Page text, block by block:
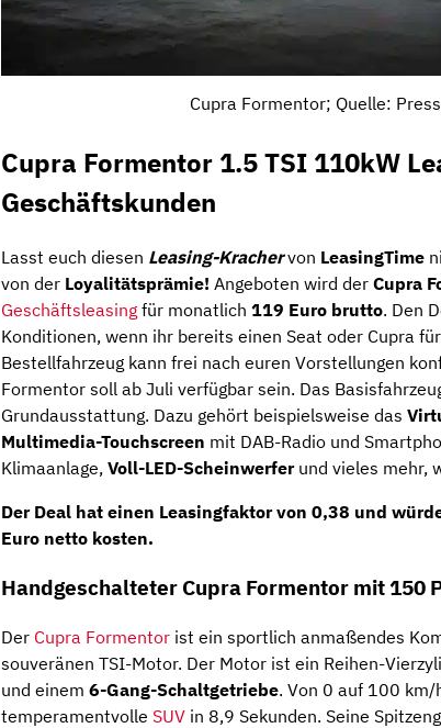
Cupra Formentor; Quelle:
Cupra Formentor 1.5 TSI 110kW
Geschäftskunden
Lasst euch diesen Leasing-Krachervon LeasingTime
von der Loyalitätsprämie! Angeboten wird der Cupra
Geschäftsleasing für monatlich 119 Euro brutto. Den
Konditionen, wenn ihr bereits einen Seat oder Cupra
Bestellfahrzeug kann frei nach euren Vorstellungen
Formentor soll ab Juli verfügbar sein. Das
Grundausstattung. Dazu gehört beispielsweise das
Multimedia-Touchscreen mit DAB-Radio und
Klimaanlage, Voll-LED-Scheinwerferund vieles mehr,
Der Deal hat einen Leasingfaktor von 0,38 und
Euro netto kosten.
Handgeschalteter Cupra Formentor mit 150
Der Cupra Formentor ist ein sportlich anmaßendes
souveränen TSI-Motor. Der Motor ist ein Reihen-
und einem 6-Gang-Schaltgetriebe. Von 0 auf 100
temperamentvolle SUV in 8,9 Sekunden. Seine